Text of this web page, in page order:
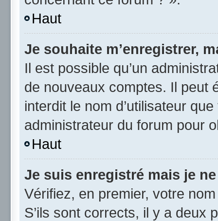
Haut
Je souhaite m’enregistrer,
Il est possible qu’un
de nouveaux comptes. Il peut
interdit le nom d’utilisateur
administrateur du forum pour
Haut
Je suis enregistré mais je
Vérifiez, en premier, votre
S’ils sont corrects, il y a deux